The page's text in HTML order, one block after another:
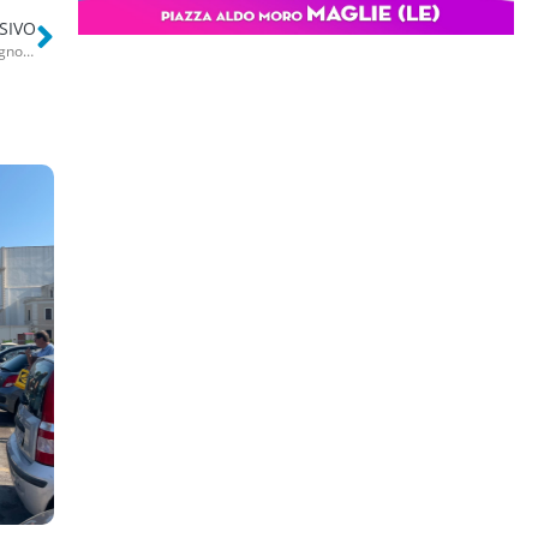
Palo, tenta di uccidere il vicino di casa con l’accetta: 31enne di Modugno resta in carcere. Il gip: “Azione pianificata”